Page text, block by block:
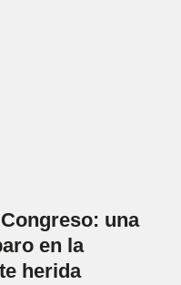
una
en la
herida